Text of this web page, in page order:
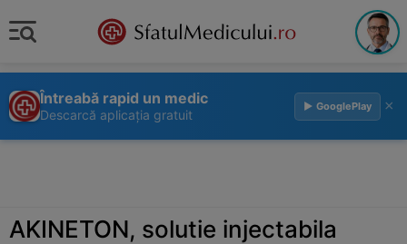
Întreabă rapid un medic
Descarcă aplicația gratuit
▶ GooglePlay ×
AKINETON, solutie injectabila